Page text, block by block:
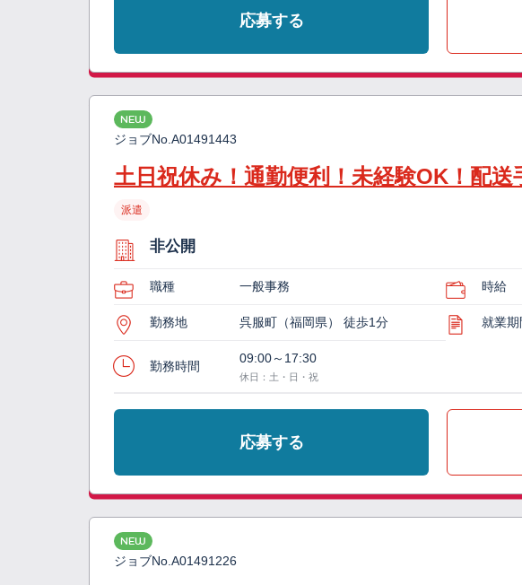
応募する
NEW
ジョブNo. A01491443
土日祝休み！通勤便利！未経験OK！配送
派遣
非公開
職種 一般事務 時給
勤務地 呉服町（福岡県） 徒歩1分 就業期
勤務時間
09:00～17:30
休日：土・日・祝
応募する
NEW
ジョブNo. A01491226